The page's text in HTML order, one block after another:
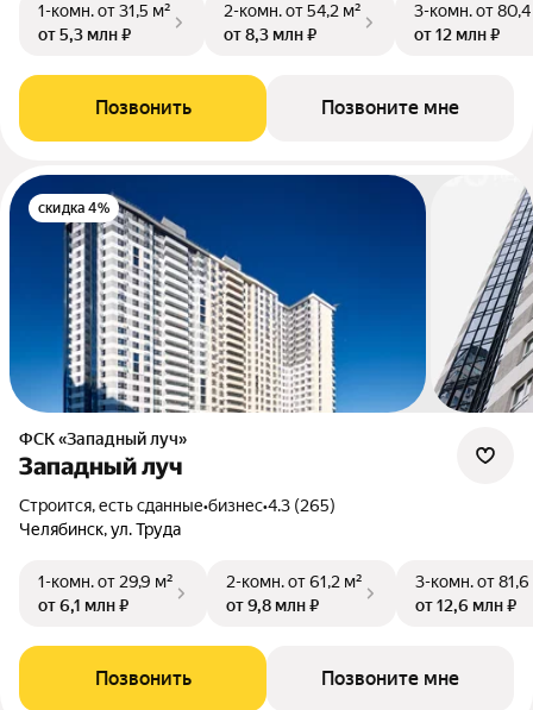
1-комн.от 31,5 м²
от 5,3 млн ₽
2-комн.от 54,2 м²
от 8,3 млн ₽
3-комн.от
от 12 млн ₽
Позвонить Позвоните мне
скидка 4%
ФСК «Западный луч»
Западный луч
Строится, есть сданные•бизнес•4.3 (265)
Челябинск, ул. Труда
1-комн.от 29,9 м²
от 6,1 млн ₽
2-комн.от 61,2 м²
от 9,8 млн ₽
3-комн.от
от 12,6 млн ₽
Позвонить Позвоните мне